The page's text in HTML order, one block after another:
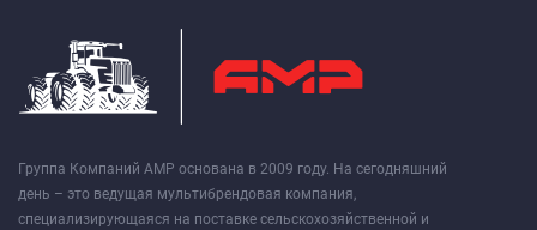
Группа Компаний АМР основана в 2009 году. На сегодняшний
день – это ведущая мультибрендовая компания,
специализирующаяся на поставке сельскохозяйственной и